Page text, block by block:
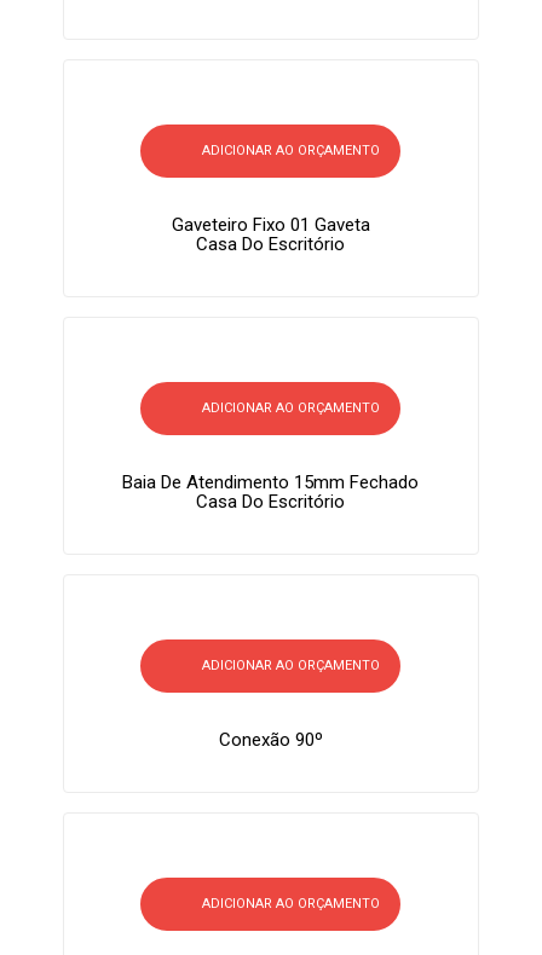
ADICIONAR AO ORÇAMENTO
Gaveteiro Fixo 01 Gaveta
Casa Do Escritório
ADICIONAR AO ORÇAMENTO
Baia De Atendimento 15mm Fechado
Casa Do Escritório
ADICIONAR AO ORÇAMENTO
Conexão 90º
ADICIONAR AO ORÇAMENTO